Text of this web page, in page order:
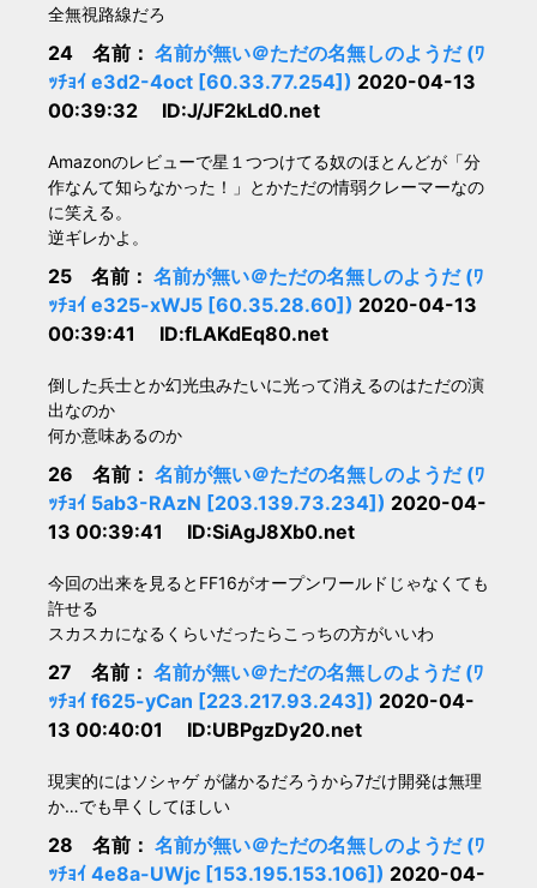
全無視路線だろ
24 名前： 名前が無い＠ただの名無しのようだ (ﾜ
ｯﾁｮｲ e3d2-4oct [60.33.77.254]) 2020-04-13
00:39:32 ID:J/JF2kLd0.net
Amazonのレビューで星１つつけてる奴のほとんどが「分
作なんて知らなかった！」とかただの情弱クレーマーなの
に笑える。
逆ギレかよ。
25 名前： 名前が無い＠ただの名無しのようだ (ﾜ
ｯﾁｮｲ e325-xWJ5 [60.35.28.60]) 2020-04-13
00:39:41 ID:fLAKdEq80.net
倒した兵士とか幻光虫みたいに光って消えるのはただの演
出なのか
何か意味あるのか
26 名前： 名前が無い＠ただの名無しのようだ (ﾜ
ｯﾁｮｲ 5ab3-RAzN [203.139.73.234]) 2020-04-
13 00:39:41 ID:SiAgJ8Xb0.net
今回の出来を見るとFF16がオープンワールドじゃなくても
許せる
スカスカになるくらいだったらこっちの方がいいわ
27 名前： 名前が無い＠ただの名無しのようだ (ﾜ
ｯﾁｮｲ f625-yCan [223.217.93.243]) 2020-04-
13 00:40:01 ID:UBPgzDy20.net
現実的にはソシャゲ が儲かるだろうから7だけ開発は無理
か…でも早くしてほしい
28 名前： 名前が無い＠ただの名無しのようだ (ﾜ
ｯﾁｮｲ 4e8a-UWjc [153.195.153.106]) 2020-04-